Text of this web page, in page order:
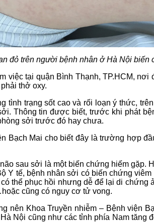
đỏ trên người bệnh nhân ở Hà Nội biến
việc tại quận Bình Thạnh, TP.HCM,
thở oxy.
trạng sốt cao và rối loạn ý thức,
Thông tin được biết, trước khi phát
sởi trước đó hay chưa.
Bạch Mai cho biết đây là trường hợp
sau sởi là một biến chứng hiếm
Y tế, bệnh nhân sởi có biến chứng
thể phục hồi nhưng dễ để lại di
cũng có nguy cơ tử vong.
nên Khoa Truyền nhiễm – Bệnh viện
Nội cũng như các tỉnh phía Nam